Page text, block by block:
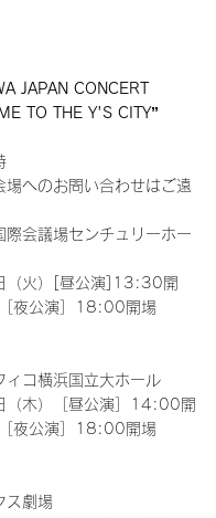
JAPAN CONCERT
TO THE Y'S CITY”
へのお問い合わせはご遠
際会議場センチュリーホー
火）[昼公演]13:30開
夜公演］18:00開場
ィコ横浜国立大ホール
木）［昼公演］14:00開
夜公演］18:00開場
ス劇場